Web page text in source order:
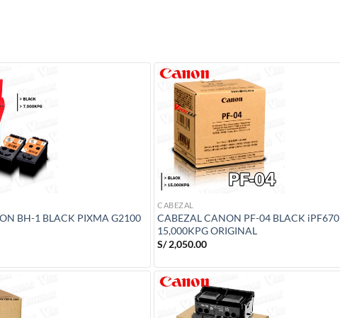
BH-1 BLACK PIXMA G2100
CABEZAL
CABEZAL CANON PF-04 BLACK iPF670
15,000KPG ORIGINAL
S/2,050.00